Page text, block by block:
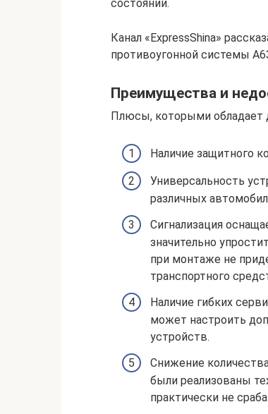
состоянии.
Канал «ExpressShina»
противоугонной системы
Преимущества и
Плюсы, которыми обладает
Наличие защитного
Универсальность
различных
Сигнализация
значительно
при монтаже не
транспортного
Наличие гибких
может настроить
устройств.
Снижение
были реализованы
практически не